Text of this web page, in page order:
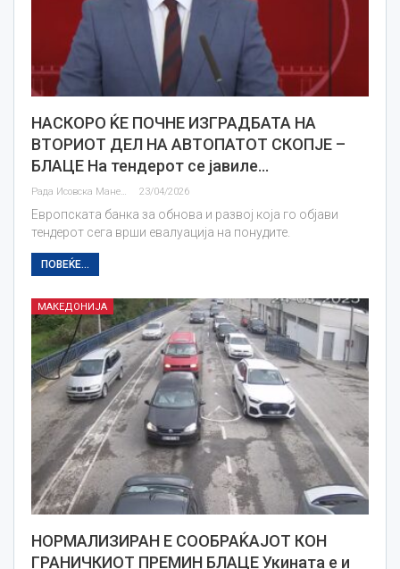
НАСКОРО ЌЕ ПОЧНЕ ИЗГРАДБАТА НА
ВТОРИОТ ДЕЛ НА АВТОПАТОТ СКОПЈЕ –
БЛАЦЕ На тендерот се јавиле…
Рада Исовска Маневска 23/04/2026
Европската банка за обнова и развој која го објави
тендерот сега врши евалуација на понудите.
ПОВЕЌЕ...
МАКЕДОНИЈА
НОРМАЛИЗИРАН Е СООБРАЌАЈОТ КОН
ГРАНИЧКИОТ ПРЕМИН БЛАЦЕ Укината е и